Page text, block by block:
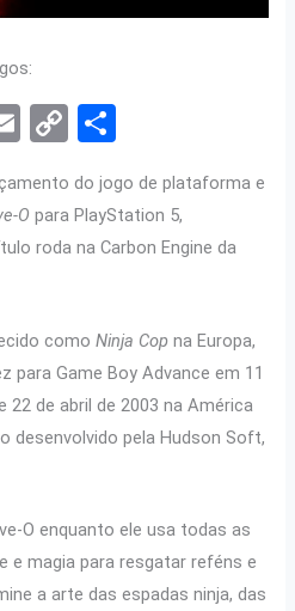
E
ail
C
py
Li
ar
e
do jogo de plataforma e
O para PlayStation 5,
roda na Carbon Engine da
comoNinja Cop na Europa,
para Game Boy Advance em 11
22 de abril de 2003 na América
desenvolvido pela Hudson Soft,
O enquanto ele usa todas as
e magia para resgatar reféns e
a arte das espadas ninja, das